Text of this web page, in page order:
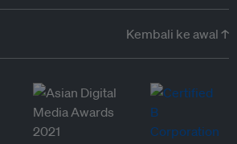
Kembali ke awal ↑